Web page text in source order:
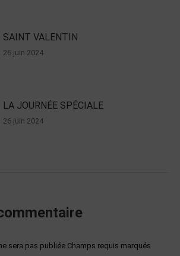
SAINT VALENTIN
26 juin 2024
LA JOURNÉE SPÉCIALE
26 juin 2024
sera pas publiée Champs requis marqués